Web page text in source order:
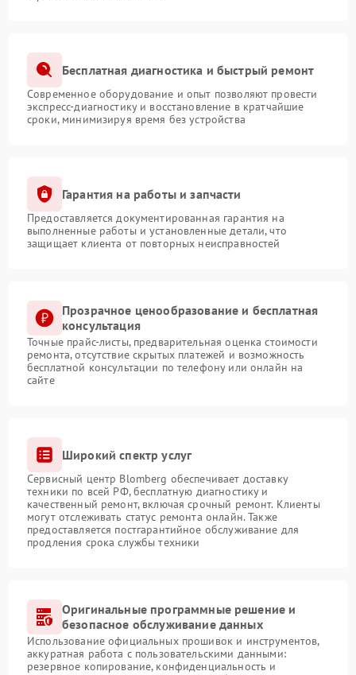
Бесплатная диагностика и быстрый ремонт
Современное оборудование и опыт позволяют провести
экспресс-диагностику и восстановление в кратчайшие
сроки, минимизируя время без устройства
Гарантия на работы и запчасти
Предоставляется документированная гарантия на
выполненные работы и установленные детали, что
защищает клиента от повторных неисправностей
Прозрачное ценообразование и бесплатная
консультация
Точные прайс-листы, предварительная оценка стоимости
ремонта, отсутствие скрытых платежей и возможность
бесплатной консультации по телефону или онлайн на
сайте
Широкий спектр услуг
Сервисный центр Blomberg обеспечивает доставку
техники по всей РФ, бесплатную диагностику и
качественный ремонт, включая срочный ремонт. Клиенты
могут отслеживать статус ремонта онлайн. Также
предоставляется постгарантийное обслуживание для
продления срока службы техники
Оригинальные программные решение и
безопасное обслуживание данных
Использование официальных прошивок и инструментов,
аккуратная работа с пользовательскими данными:
резервное копирование, конфиденциальность и